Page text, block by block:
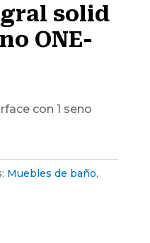
solid
ONE-
con 1 seno
Muebles de baño,